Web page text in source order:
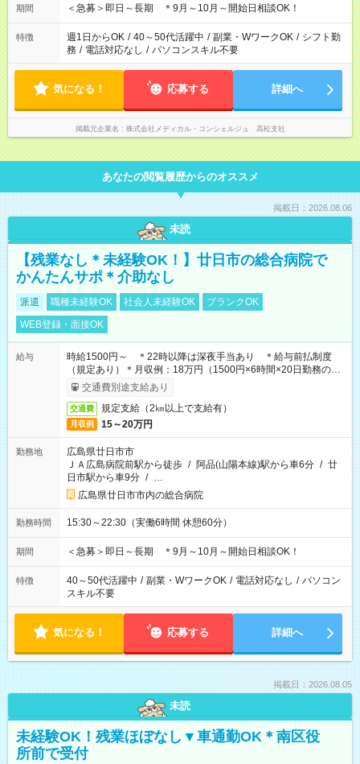
期間 ＜急募＞即日～長期 ＊9月～10月～開始日相談OK！
特徴 週1日からOK / 40～50代活躍中 / 副業・WワークOK / シフト勤
務 / 電話対応なし / パソコンスキル不要
気になる！ 応募する 詳細へ
掲載元企業名 株式会社メディカル・コンシェルジュ 高松支社
あなたの閲覧履歴からのオススメ
掲載日：2026.08.06
未読
【残業なし＊未経験OK！】廿日市の総合病院で
かんたんサポ＊介助なし
派遣 職種未経験OK 社会人未経験OK
ブランクOK
WEB登録・面接OK
給与
時給1500円～ ＊22時以降は深夜手当あり ＊給与前払制度
（規定あり）＊月収例：18万円（1500円×6時間×20日勤務の場
合）交通費別途支給あり
交通費 規定支給（2㎞以上で支給有）
月収例 15～20万円
勤務地
広島県廿日市市
ＪＡ広島病院前駅から徒歩 / 阿品(山陽本線)駅から車6分 / 廿
日市駅から車9分 / …
広島県廿日市市内の総合病院
勤務時間 15:30～22:30（実働6時間 休憩60分）
期間 ＜急募＞即日～長期 ＊9月～10月～開始日相談OK！
特徴 40～50代活躍中 / 副業・WワークOK / 電話対応なし / パソコン
スキル不要
気になる！ 応募する 詳細へ
掲載日：2026.08.05
未読
未経験OK！残業ほぼなし▼車通勤OK＊南区役
所前で受付